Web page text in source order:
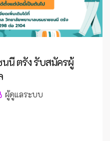
นี ตรัง รับสมัครผู้
ผู้ดูแลระบบ